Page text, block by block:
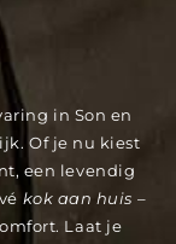
in Son en
Of je nu kiest
een levendig
kok aan huis –
Laat je